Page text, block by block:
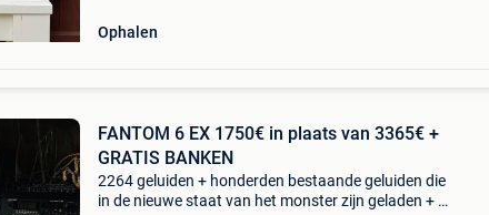
Ophalen
FANTOM 6 EX 1750€ in plaats van 3365€ +
GRATIS BANKEN
2264 geluiden + honderden bestaande geluiden die
in de nieuwe staat van het monster zijn geladen + 1